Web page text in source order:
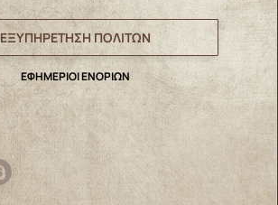
ΕΞΥΠΗΡΕΤΗΣΗ ΠΟΛΙΤΩΝ
ΕΦΗΜΕΡΙΟΙ ΕΝΟΡΙΩΝ